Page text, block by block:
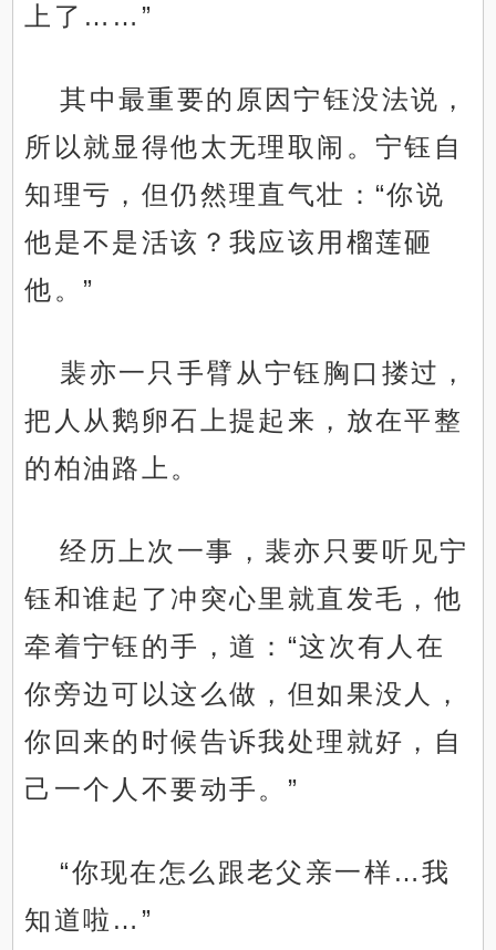
上了……”
其中最重要的原因宁钰没法说，
所以就显得他太无理取闹。宁钰自
知理亏，但仍然理直气壮：“你说
他是不是活该？我应该用榴莲砸
他。”
裴亦一只手臂从宁钰胸口搂过，
把人从鹅卵石上提起来，放在平整
的柏油路上。
经历上次一事，裴亦只要听见宁
钰和谁起了冲突心里就直发毛，他
牵着宁钰的手，道：“这次有人在
你旁边可以这么做，但如果没人，
你回来的时候告诉我处理就好，自
己一个人不要动手。”
“你现在怎么跟老父亲一样…我
知道啦…”